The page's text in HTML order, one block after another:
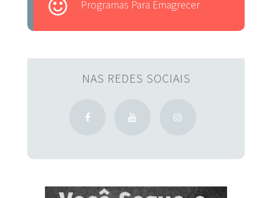
Programas Para Emagrecer
NAS REDES SOCIAIS